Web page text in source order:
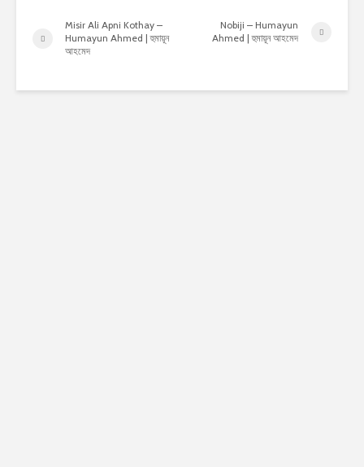
Misir Ali Apni Kothay –
Humayun Ahmed | হুমায়ূন
আহমেদ
Nobiji – Humayun
Ahmed | হুমায়ূন আহমেদ